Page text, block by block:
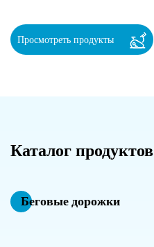
Просмотреть продукты
Каталог продуктов
Беговые дорожки